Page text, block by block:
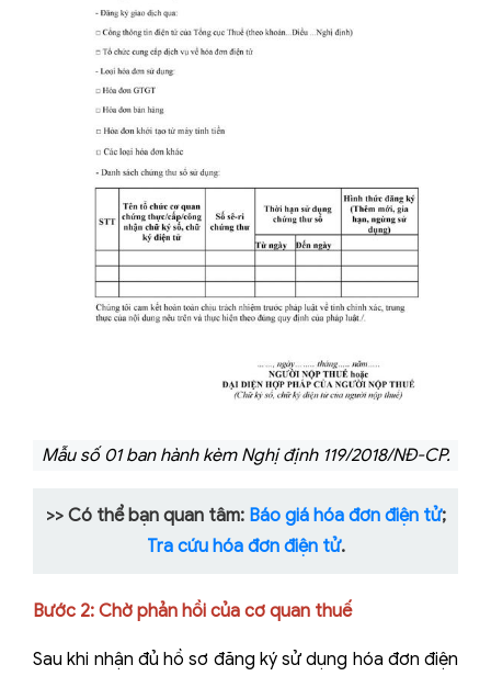
Mẫu số 01 ban hành kèm Nghị định 119/2018/NĐ-CP.
>> Có thể bạn quan tâm: Báo giá hóa đơn điện tử;
Tra cứu hóa đơn điện tử.
Bước 2: Chờ phản hồi của cơ quan thuế
Sau khi nhận đủ hồ sơ đăng ký sử dụng hóa đơn điện